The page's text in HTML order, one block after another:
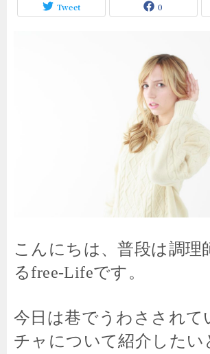
Tweet 0
こんにちは、普段は調理
るfree-Lifeです。
今日は巷でうわさされて
チャについて紹介したい